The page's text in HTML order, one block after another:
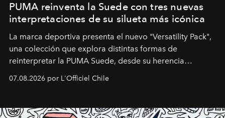
PUMA reinventa la Suede con tres nuevas
interpretaciones de su silueta más icónica
La marca deportiva presenta el nuevo "Versatility Pack",
una colección que explora distintas formas de
reinterpretar la PUMA Suede, desde su herencia
deportiva hasta una mirada moderna inspirada en el
diseño y el universo outdoor.
07.08.2026 por L'Officiel Chile